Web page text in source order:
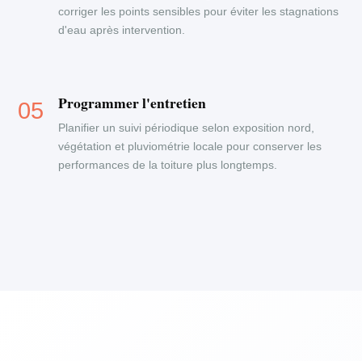
corriger les points sensibles pour éviter les stagnations
d'eau après intervention.
Programmer l'entretien
Planifier un suivi périodique selon exposition nord,
végétation et pluviométrie locale pour conserver les
performances de la toiture plus longtemps.